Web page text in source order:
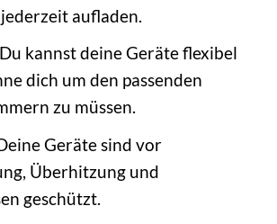
aufladen.
Du kannst deine Geräte flexibel
dich um den passenden
zu müssen.
Geräte sind vor
Überhitzung und
geschützt.